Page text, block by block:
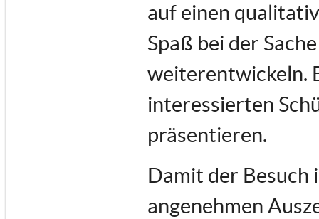
auf einen
Spaß bei der
weiterentwickeln.
interessierten
präsentieren.
Damit der Besuch
angenehmen